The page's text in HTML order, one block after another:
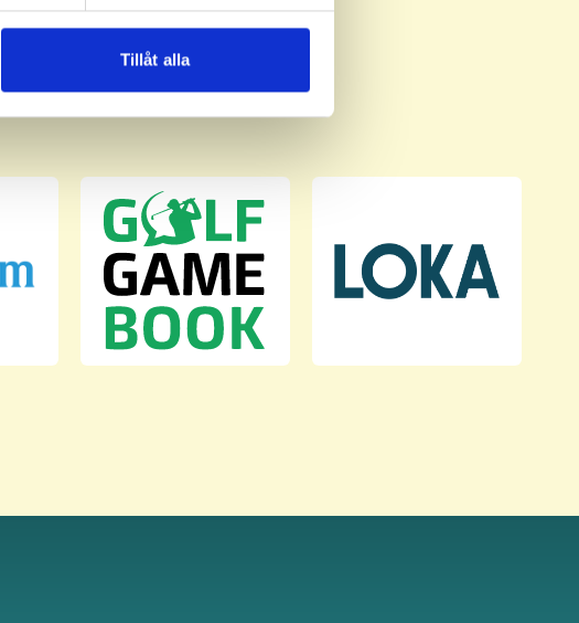
och annan information från din enhet
kan i sin tur kombinera informationen
Tillåt alla